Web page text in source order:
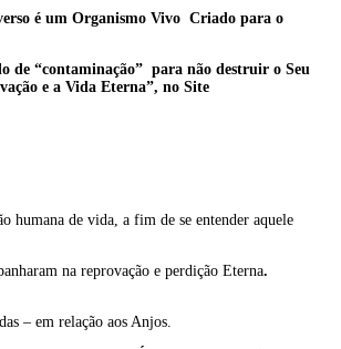
é um Organismo Vivo Criado para o
de “contaminação” para não destruir o Seu
e a Vida Eterna”, no Site
humana de vida, a fim de se entender aquele
na reprovação e perdição Eterna.
– em relação aos Anjos.